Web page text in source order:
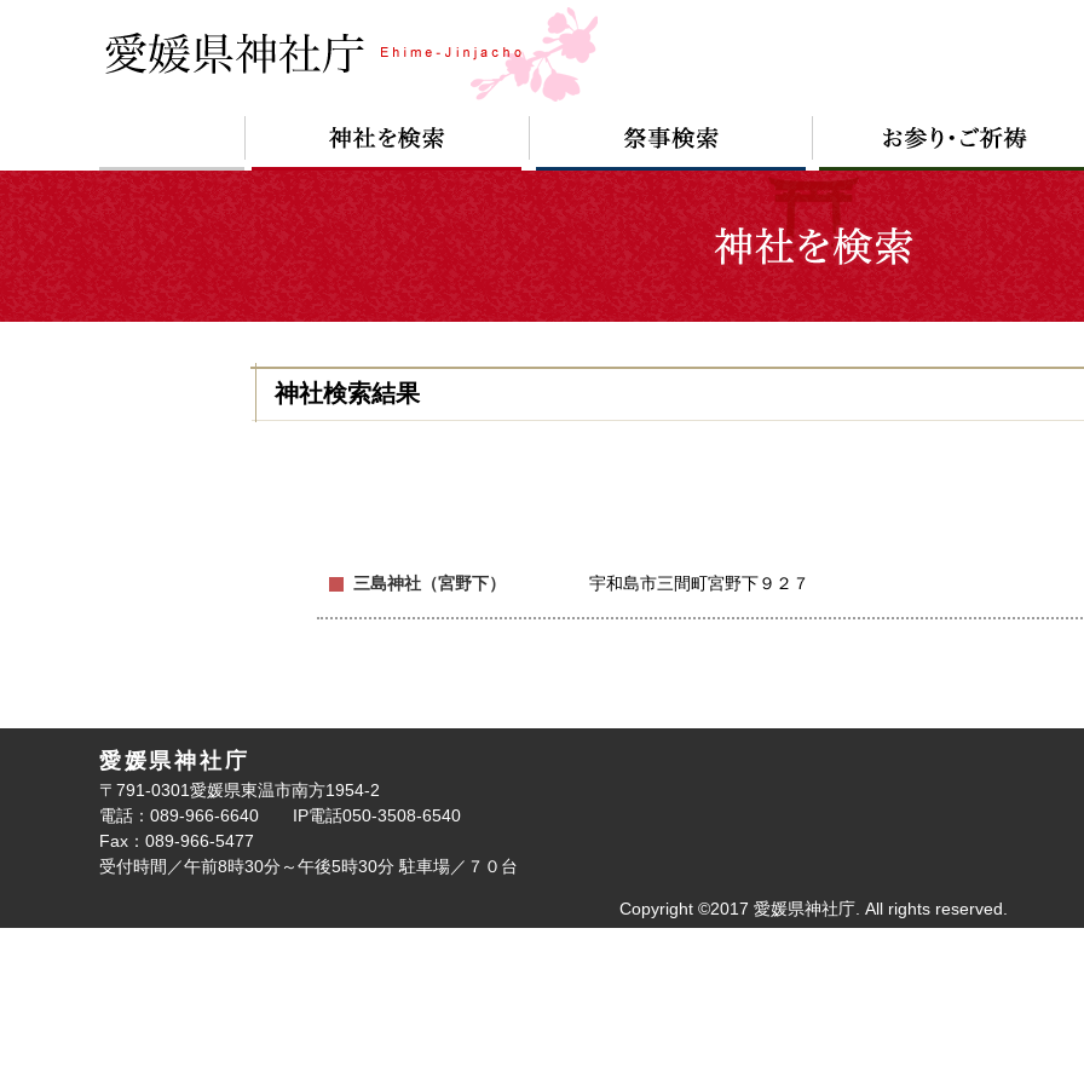
神社検索結果
三島神社（宮野下） 宇和島市三間町宮野下９２７
愛媛県神社庁
〒791-0301愛媛県東温市南方1954-2
電話：089-966-6640 IP電話050-3508-6540
Fax：089-966-5477
受付時間／午前8時30分～午後5時30分 駐車場／７０台
Copyright ©2017 愛媛県神社庁. All rights reserved.